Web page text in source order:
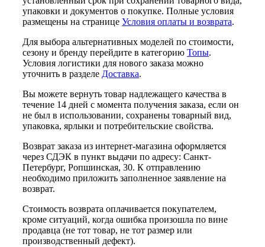
упаковки и документов о покупке. Полные условия
размещены на странице Условия оплаты и возврата.
Для выбора альтернативных моделей по стоимости,
сезону и бренду перейдите в категорию Топы.
Условия логистики для нового заказа можно
уточнить в разделе Доставка.
Вы можете вернуть товар надлежащего качества в
течение 14 дней с момента получения заказа, если он
не был в использовании, сохранены товарный вид,
упаковка, ярлыки и потребительские свойства.
Возврат заказа из интернет-магазина оформляется
через СДЭК в пункт выдачи по адресу: Санкт-
Петербург, Ропшинская, 30. К отправлению
необходимо приложить заполненное заявление на
возврат.
Стоимость возврата оплачивается покупателем,
кроме ситуаций, когда ошибка произошла по вине
продавца (не тот товар, не тот размер или
производственный дефект).